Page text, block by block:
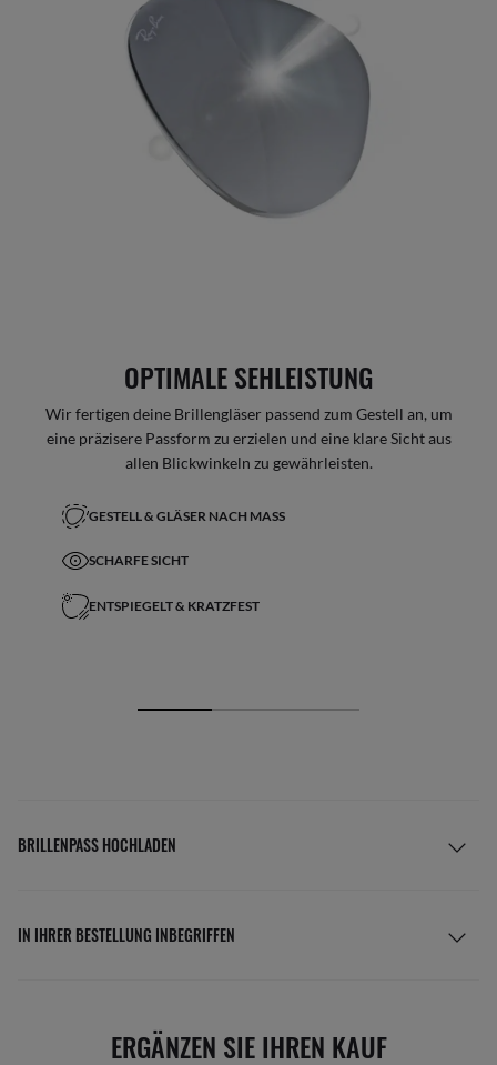
OPTIMALE SEHLEISTUNG
Wir fertigen deine Brillengläser passend zum Gestell an, um
eine präzisere Passform zu erzielen und eine klare Sicht aus
allen Blickwinkeln zu gewährleisten.
GESTELL & GLÄSER NACH MASS
SCHARFE SICHT
ENTSPIEGELT & KRATZFEST
BRILLENPASS HOCHLADEN
IN IHRER BESTELLUNG INBEGRIFFEN
ERGÄNZEN SIE IHREN KAUF